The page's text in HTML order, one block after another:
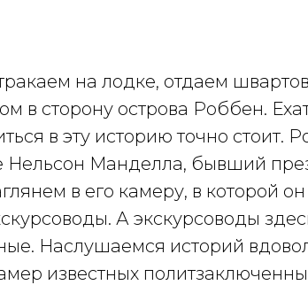
на лодке, отдаем
в сторону острова Роббен.
в эту историю точно стоит.
Нельсон Манделла, бывший
в его камеру, в которой
А экскурсоводы
Наслушаемся историй
известных